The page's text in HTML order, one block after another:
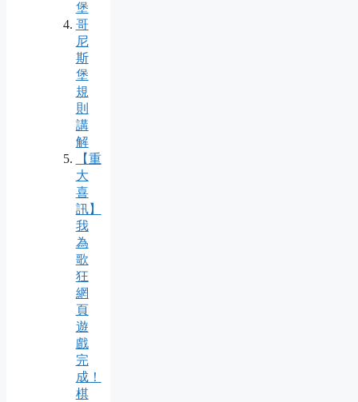
堡
哥
尼
斯
堡
規
則
講
解
【重
大
喜
訊】
我
為
歌
狂
網
頁
遊
戲
完
成！
棋